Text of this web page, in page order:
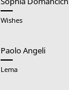
Wishes
Paolo Angeli
Lema